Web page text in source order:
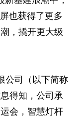
也获得了更多
，撬开更大级
公司（以下简称
得知，公司承
会，智慧灯杆